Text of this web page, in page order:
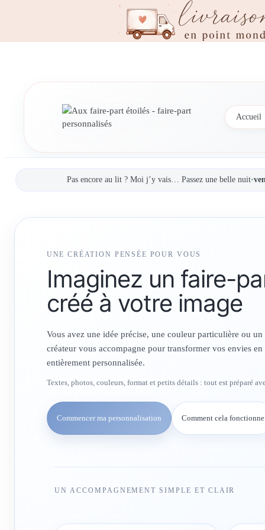
Accueil
Pas encore au lit ? Moi j’y vais… Passez une belle nuit•
UNE CRÉATION PENSÉE POUR VOUS
Imaginez un faire-
créé à votre image
Vous avez une idée précise, une couleur particulière ou
créateur vous accompagne pour transformer vos envies
entièrement personnalisée.
Textes, photos, couleurs, format et petits détails : tout est préparé
Commencer ma personnalisation Comment cela fonctionne
UN ACCOMPAGNEMENT SIMPLE ET CLAIR